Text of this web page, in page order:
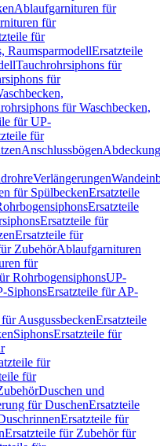
Ablaufgarnituren für
für
für
RaumsparmodellErsatzteile
Tauchrohrsiphons für
für
für Waschbecken,
für UP-
für
Anschlussbögen
Verlängerungen
für SpülbeckenErsatzteile
Ersatzteile
Ersatzteile für
Ersatzteile für
ZubehörAblaufgarnituren
für
RohrbogensiphonsUP-
SiphonsErsatzteile für AP-
AusgussbeckenErsatzteile
SiphonsErsatzteile für
für
für
Duschen und
für DuschenErsatzteile
Ersatzteile für
Ersatzteile für Zubehör für